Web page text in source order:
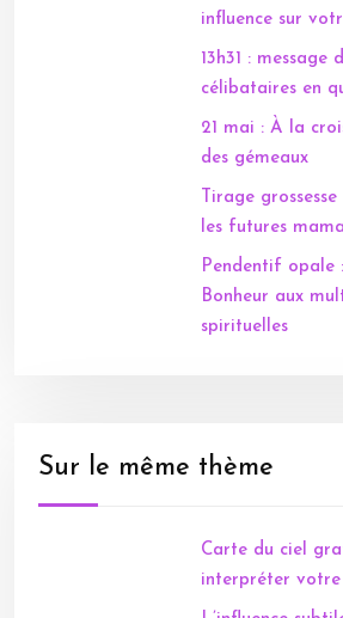
influence sur
13h31 : message
célibataires en
21 mai : À la
des gémeaux
Tirage
les futures
Pendentif opale
Bonheur aux
spirituelles
Sur le même thème
Carte du ciel
interpréter votre